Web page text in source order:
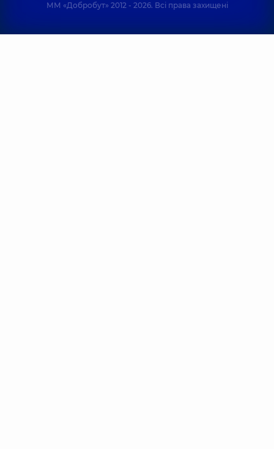
ММ «Добробут» 2012 - 2026. Всі права захищені